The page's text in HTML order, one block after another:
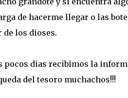
de hacerme llegar o las
los dioses.
dias recibimos la
del tesoro muchachos!!!